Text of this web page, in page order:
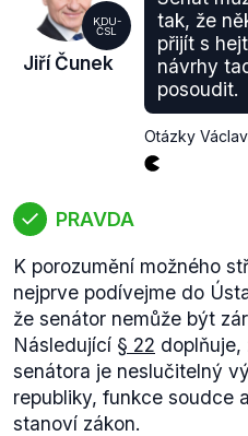
Brazílie, Demokratická
Kypr, Dominikánská
Francie (pouze senátní
Honduras, Libanon,
Švýcarsko (pouze kanton
Turecko, Uruguay.
V některých státech
povinnosti (Kostarika,
Mexiko) , v jiných existují
Například ve Švýcarsku
finanční postih, v
hlasovacích práv.
Prezident Zeman zmínil
volební účasti například
Českou televizi.
KDU-
ČSL
Jiří Čunek
tak, že
přijít s
návrhy
posoudit.
Otázky
PRAVDA
K porozumění možného
nejprve podívejme do
že senátor nemůže být
Následující § 22 doplňuje,
senátora je neslučitelný
republiky, funkce soudce
stanoví zákon.